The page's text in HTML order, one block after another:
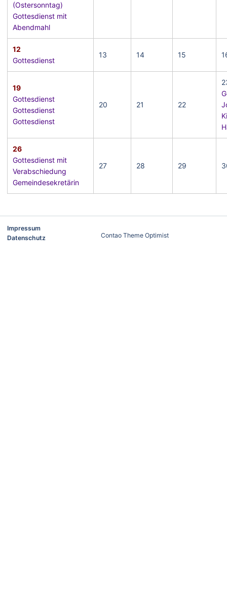
(Ostersonntag)
Gottesdienst mit
Abendmahl
12
Gottesdienst
13 14 15
19
Gottesdienst
Gottesdienst
Gottesdienst
20 21 22
26
Gottesdienst mit
Verabschiedung
Gemeindesekretärin
27 28 29
Impressum
Datenschutz
Contao Theme Optimist